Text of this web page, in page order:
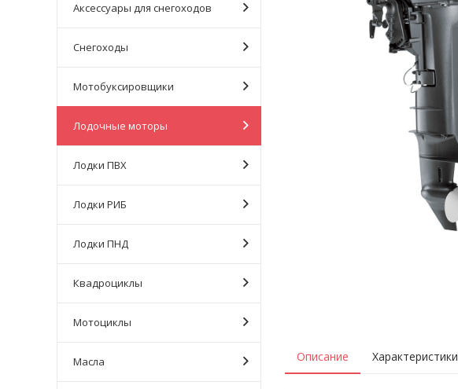
Аксессуары для снегоходов
Снегоходы
Мотобуксировщики
Лодочные моторы
Лодки ПВХ
Лодки РИБ
Лодки ПНД
Квадроциклы
Мотоциклы
Масла Описание Характеристики